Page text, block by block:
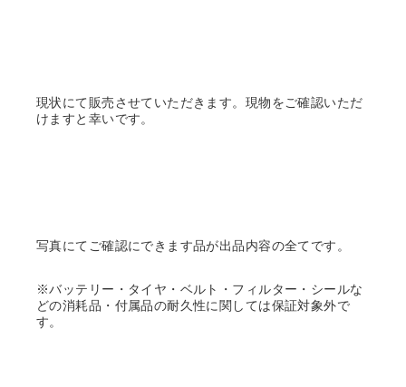
現状にて販売させていただきます。現物をご確認いただ
けますと幸いです。
写真にてご確認にできます品が出品内容の全てです。
※バッテリー・タイヤ・ベルト・フィルター・シールな
どの消耗品・付属品の耐久性に関しては保証対象外で
す。